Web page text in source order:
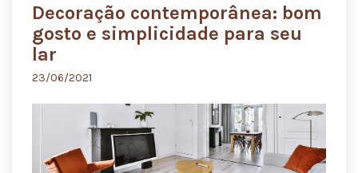
Decoração contemporânea: bom
gosto e simplicidade para seu
lar
23/06/2021